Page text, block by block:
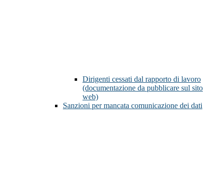
Dirigenti cessati dal rapporto di lavoro
(documentazione da pubblicare sul sito
web)
Sanzioni per mancata comunicazione dei dati